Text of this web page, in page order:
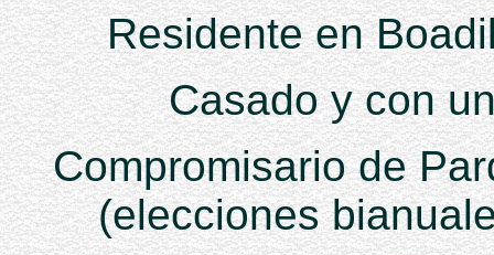
Residente en
Casado y con
Compromisario de
(elecciones